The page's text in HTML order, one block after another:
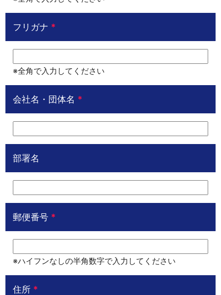
フリガナ *
※全角で入力してください
会社名・団体名 *
部署名
郵便番号 *
※ハイフンなしの半角数字で入力してください
住所 *